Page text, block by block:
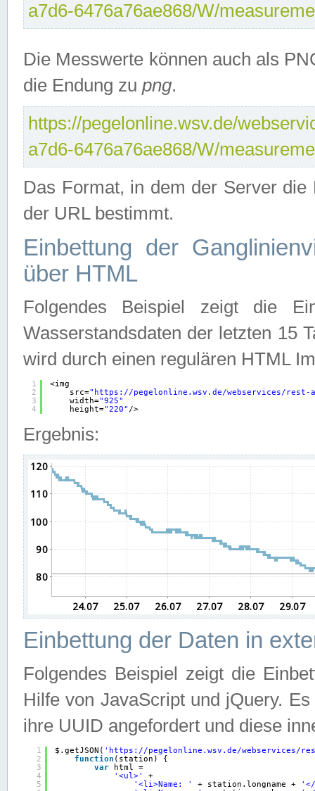
a7d6-6476a76ae868/W/
Die Messwerte können auch als
die Endung zu png.
https://pegelonline.wsv.de/
a7d6-6476a76ae868/W/
Das Format, in dem der Server
der URL bestimmt.
Einbettung der
über HTML
Folgendes Beispiel zeigt die
Wasserstandsdaten der letzten 15
wird durch einen regulären HTML
1
2
3
4
<img
src=" https://pegelonline.wsv.de/webservices/rest-
width="925"
height="220" />
Ergebnis:
Einbettung der Daten in
Folgendes Beispiel zeigt die
Hilfe von JavaScript und jQuery.
ihre UUID angefordert und diese
1
2
3
4
5
$.getJSON( ' https://pegelonline.wsv.de/webservices/
function (station) {
var
html =
'<ul>'
+
'<li>Name: '
+ station.longname +